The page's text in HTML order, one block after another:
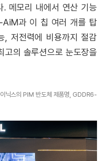
메모리 내에서 연산 기능
과 이 칩 여러 개를 탑
, 저전력에 비용까지 절감
고의 솔루션으로 눈도장을
스의 PIM 반도체 제품명, GDDR6-